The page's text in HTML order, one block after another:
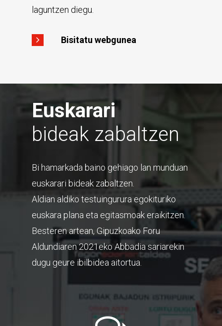
laguntzen diegu.
Bisitatu webgunea
Euskarari
bideak zabaltzen
Bi hamarkada baino gehiago lan munduan
euskarari bideak zabaltzen.
Aldian aldiko testuingurura egokituriko
euskara plana eta egitasmoak eraikitzen.
Besteren artean, Gipuzkoako Foru
Aldundiaren 2021eko Abbadia sariarekin
dugu geure ibilbidea aitortua.